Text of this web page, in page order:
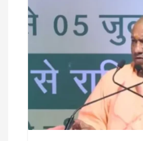
g
a
o